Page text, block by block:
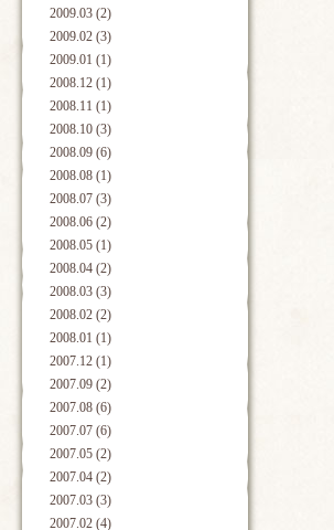
2009.03 (2)
2009.02 (3)
2009.01 (1)
2008.12 (1)
2008.11 (1)
2008.10 (3)
2008.09 (6)
2008.08 (1)
2008.07 (3)
2008.06 (2)
2008.05 (1)
2008.04 (2)
2008.03 (3)
2008.02 (2)
2008.01 (1)
2007.12 (1)
2007.09 (2)
2007.08 (6)
2007.07 (6)
2007.05 (2)
2007.04 (2)
2007.03 (3)
2007.02 (4)